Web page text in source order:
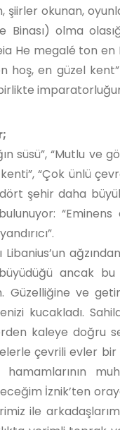
şiirler okunan,
olma
He megalé ton
hoş, en güzel
süsü”, “Mutlu ve
“Çok ünlü
dört şehir daha
ancak bu
Güzelliğine ve
kucakladı.
kaleye doğru
çevrili evler bir
hamamlarının
İznik’ten
ile